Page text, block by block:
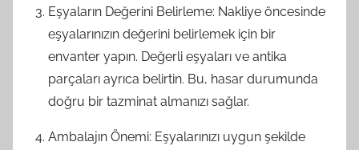
Eşyaların Değerini Belirleme: Nakliye öncesinde
eşyalarınızın değerini belirlemek için bir
envanter yapın. Değerli eşyaları ve antika
parçaları ayrıca belirtin. Bu, hasar durumunda
doğru bir tazminat almanızı sağlar.
Ambalajın Önemi: Eşyalarınızı uygun şekilde